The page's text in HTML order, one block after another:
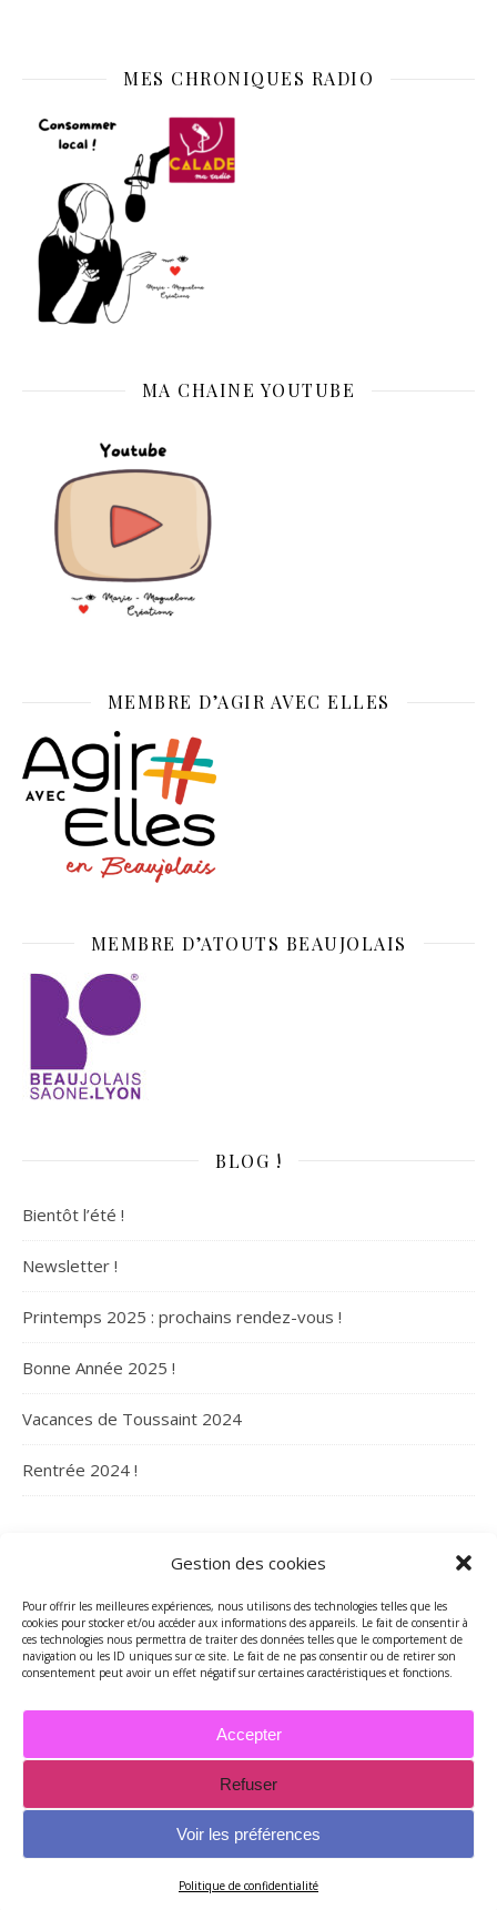
Gestion des cookies
Pour offrir les meilleures expériences, nous utilisons des technologies telles que les
cookies pour stocker et/ou accéder aux informations des appareils. Le fait de consentir à
ces technologies nous permettra de traiter des données telles que le comportement de
navigation ou les ID uniques sur ce site. Le fait de ne pas consentir ou de retirer son
consentement peut avoir un effet négatif sur certaines caractéristiques et fonctions.
Accepter
Refuser
Voir les préférences
Politique de confidentialité
MES CHRONIQUES RADIO
MA CHAINE YOUTUBE
MEMBRE D’AGIR AVEC ELLES
MEMBRE D’ATOUTS BEAUJOLAIS
BLOG !
Bientôt l’été !
Newsletter !
Printemps 2025 : prochains rendez-vous !
Bonne Année 2025 !
Vacances de Toussaint 2024
Rentrée 2024 !
ARCHIVES
Archives
2026 - Tous droits réservés - Merci de contacter Marie-Maguelone
mariemcreations@free.fr